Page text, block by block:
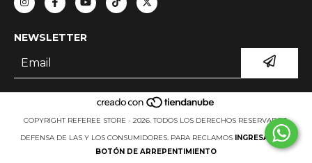
NEWSLETTER
COPYRIGHT REFEREE STORE - 2026. TODOS LOS DERECHOS RESERVADOS.
DEFENSA DE LAS Y LOS CONSUMIDORES. PARA RECLAMOS
INGRESA AQUÍ.
BOTÓN DE ARREPENTIMIENTO